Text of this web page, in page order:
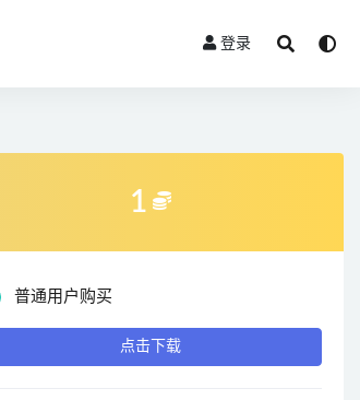
登录
1
普通用户购买
点击下载